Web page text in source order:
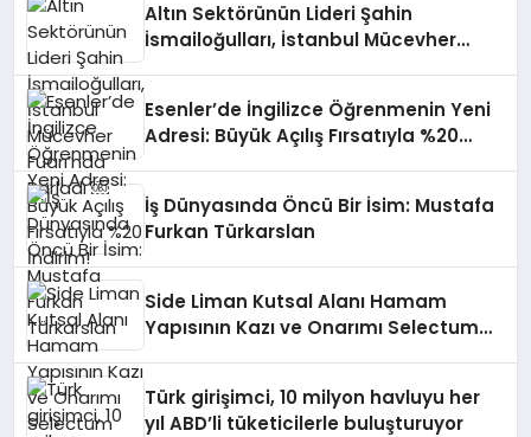
Altın Sektörünün Lideri Şahin
İsmailoğulları, İstanbul Mücevher
Esenler’de İngilizce Öğrenmenin Yeni
Adresi: Büyük Açılış Fırsatıyla %20
İş Dünyasında Öncü Bir İsim: Mustafa
Furkan Türkarslan
Side Liman Kutsal Alanı Hamam
Yapısının Kazı ve Onarımı Selectum
Türk girişimci, 10 milyon havluyu her
yıl ABD’li tüketicilerle buluşturuyor